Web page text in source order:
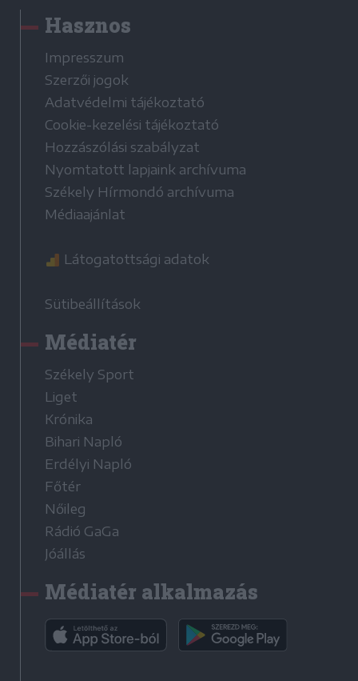
Hasznos
Impresszum
Szerzői jogok
Adatvédelmi tájékoztató
Cookie-kezelési tájékoztató
Hozzászólási szabályzat
Nyomtatott lapjaink archívuma
Székely Hírmondó archívuma
Médiaajánlat
Látogatottsági adatok
Sütibeállítások
Médiatér
Székely Sport
Liget
Krónika
Bihari Napló
Erdélyi Napló
Főtér
Nőileg
Rádió GaGa
Jóállás
Médiatér alkalmazás